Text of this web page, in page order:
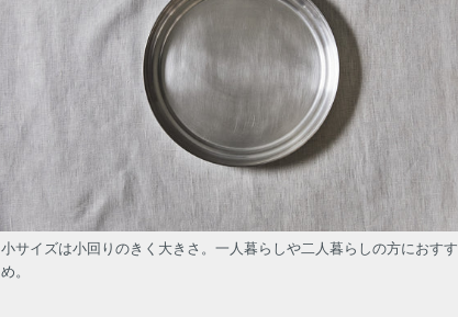
小サイズは小回りのきく大きさ。一人暮らしや二人暮らしの方におすす
め。